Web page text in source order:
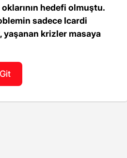
hedefi olmuştu.
sadece Icardi
yaşanan krizler masaya